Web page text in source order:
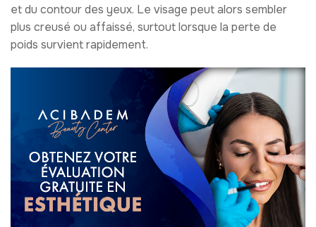
et du contour des yeux. Le visage peut alors sembler
plus creusé ou affaissé, surtout lorsque la perte de
poids survient rapidement.